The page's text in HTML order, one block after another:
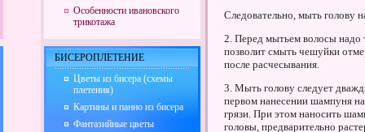
Следовательно, мыть голову
2. Перед мытьем волосы надо
позволит смыть чешуйки
после расчесывания.
3. Мыть голову следует
первом нанесении шампуня
грязи. При этом наносить
головы, предварительно
Особенности ивановского
трикотажа
БИСЕРОПЛЕТЕНИЕ
Цветы из бисера (схемы
плетения)
Картины и панно из бисера
Фантазийные цветы